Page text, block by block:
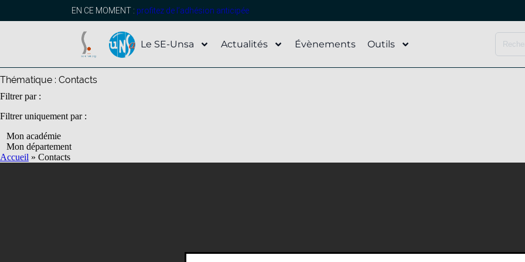
EN CE MOMENT : profitez de l’adhésion anticipée
Le SE-Unsa Actualités Évènements Outils
Thématique : Contacts
Filtrer par :
Filtrer uniquement par :
Mon académie
Mon département
Accueil » Contacts